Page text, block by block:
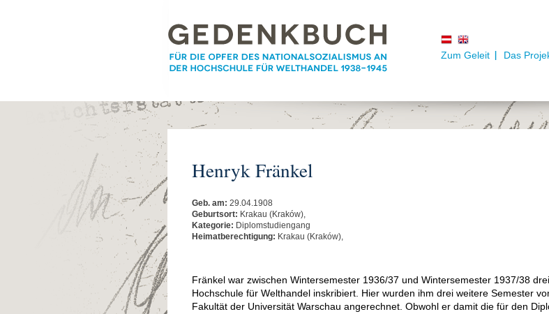
Zum Geleit Das
Henryk Fränkel
Geb. am: 29.04.1908
Geburtsort: Krakau (Kraków),
Kategorie: Diplomstudiengang
Heimatberechtigung: Krakau (Kraków),
Fränkel war zwischen Wintersemester 1936/37 und Wintersemester 1937/38
Hochschule für Welthandel inskribiert. Hier wurden ihm drei weitere Semester
Fakultät der Universität Warschau angerechnet. Obwohl er damit die für den